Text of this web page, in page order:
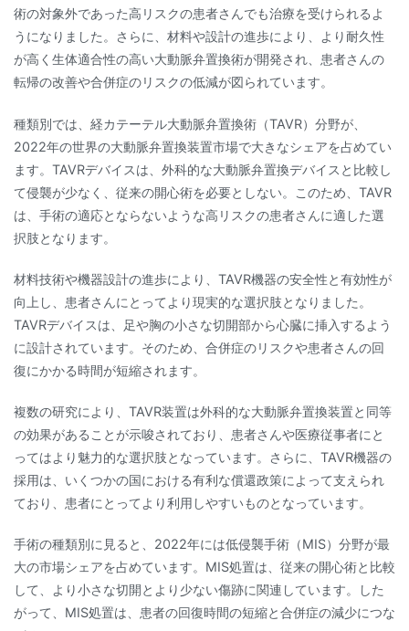
術の対象外であった高リスクの患者さんでも治療を受けられるよ
うになりました。さらに、材料や設計の進歩により、より耐久性
が高く生体適合性の高い大動脈弁置換術が開発され、患者さんの
転帰の改善や合併症のリスクの低減が図られています。
種類別では、経カテーテル大動脈弁置換術（TAVR）分野が、
2022年の世界の大動脈弁置換装置市場で大きなシェアを占めてい
ます。TAVRデバイスは、外科的な大動脈弁置換デバイスと比較し
て侵襲が少なく、従来の開心術を必要としない。このため、TAVR
は、手術の適応とならないような高リスクの患者さんに適した選
択肢となります。
材料技術や機器設計の進歩により、TAVR機器の安全性と有効性が
向上し、患者さんにとってより現実的な選択肢となりました。
TAVRデバイスは、足や胸の小さな切開部から心臓に挿入するよう
に設計されています。そのため、合併症のリスクや患者さんの回
復にかかる時間が短縮されます。
複数の研究により、TAVR装置は外科的な大動脈弁置換装置と同等
の効果があることが示唆されており、患者さんや医療従事者にと
ってはより魅力的な選択肢となっています。さらに、TAVR機器の
採用は、いくつかの国における有利な償還政策によって支えられ
ており、患者にとってより利用しやすいものとなっています。
手術の種類別に見ると、2022年には低侵襲手術（MIS）分野が最
大の市場シェアを占めています。MIS処置は、従来の開心術と比較
して、より小さな切開とより少ない傷跡に関連しています。した
がって、MIS処置は、患者の回復時間の短縮と合併症の減少につな